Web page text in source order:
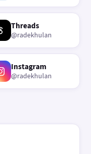
Threads
@radekhulan
Instagram
@radekhulan